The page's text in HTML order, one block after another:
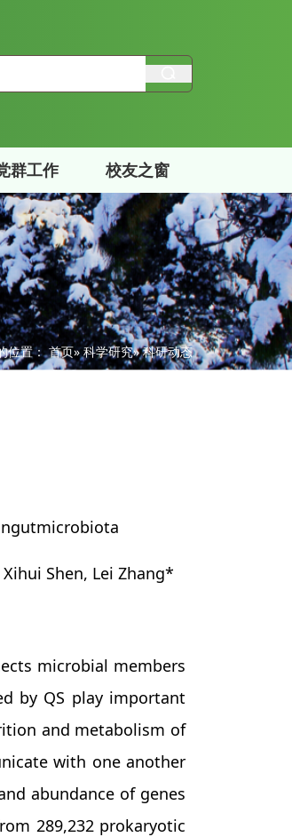
群工作 校友之窗
位置：首页»科学研究» 科研动态
Shen, Lei Zhang*
microbial members
by QS play important
and metabolism of
with one another
abundance of genes
289,232 prokaryotic